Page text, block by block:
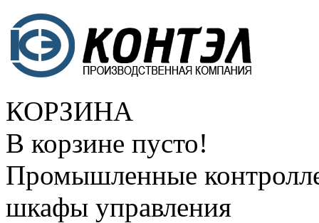
КОРЗИНА
В корзине пусто!
Промышленные
шкафы управления